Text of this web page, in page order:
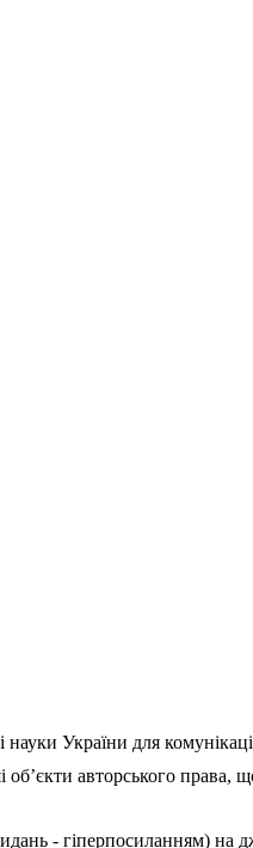
і науки України для
авторського права,
- гіперпосиланням)